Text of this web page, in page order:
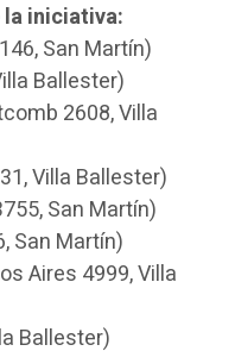
iniciativa:
San Martín)
Ballester)
2608, Villa
Villa Ballester)
San Martín)
San Martín)
Aires 4999, Villa
Ballester)